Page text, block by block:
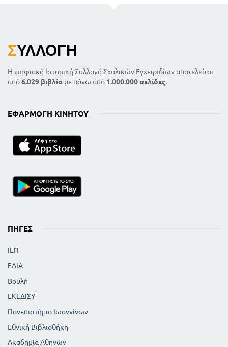
ΣΥΛΛΟΓΉ
Η ψηφιακή Ιστορική Συλλογή Σχολικών Εγχειριδίων αποτελείται
από6.029 βιβλία με πάνω από 1.000.000 σελίδες.
ΕΦΑΡΜΟΓΉ ΚΙΝΗΤΟΎ
ΠΗΓΈΣ
ΙΕΠ
ΕΛΙΑ
Βουλή
ΕΚΕΔΙΣΥ
Πανεπιστήμιο Ιωαννίνων
Εθνική Βιβλιοθήκη
Ακαδημία Αθηνών